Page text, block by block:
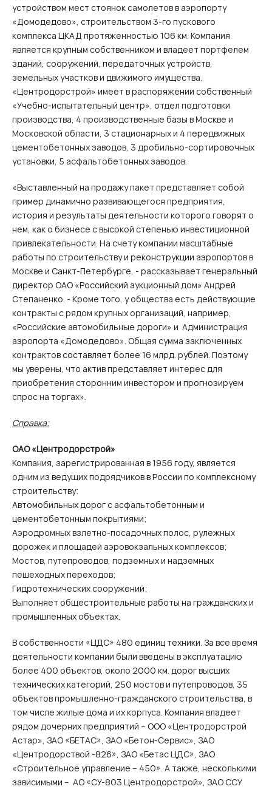
устройством мест стоянок самолетов в аэропорту
«Домодедово», строительством 3-го пускового
комплекса ЦКАД протяженностью 106 км. Компания
является крупным собственником и владеет портфелем
зданий, сооружений, передаточных устройств,
земельных участков и движимого имущества.
«Центродорстрой» имеет в распоряжении собственный
«Учебно-испытательный центр», отдел подготовки
производства, 4 производственные базы в Москве и
Московской области, 3 стационарных и 4 передвижных
цементобетонных заводов, 3 дробильно-сортировочных
установки, 5 асфальтобетонных заводов.
«Выставленный на продажу пакет представляет собой
пример динамично развивающегося предприятия,
история и результаты деятельности которого говорят о
нем, как о бизнесе с высокой степенью инвестиционной
привлекательности. На счету компании масштабные
работы по строительству и реконструкции аэропортов в
Москве и Санкт-Петербурге, - рассказывает генеральный
директор ОАО «Российский аукционный дом» Андрей
Степаненко. - Кроме того, у общества есть действующие
контракты с рядом крупных организаций, например,
«Российские автомобильные дороги» и Администрация
аэропорта «Домодедово». Общая сумма заключенных
контрактов составляет более 16 млрд. рублей. Поэтому
мы уверены, что актив представляет интерес для
приобретения сторонним инвестором и прогнозируем
спрос на торгах».
Справка:
ОАО «Центродорстрой»
Компания, зарегистрированная в 1956 году, является
одним из ведущих подрядчиков в России по комплексному
строительству:
Автомобильных дорог с асфальтобетонным и
цементобетонным покрытиями;
Аэродромных взлетно-посадочных полос, рулежных
дорожек и площадей аэровокзальных комплексов;
Мостов, путепроводов, подземных и надземных
пешеходных переходов;
Гидротехнических сооружений;
Выполняет общестроительные работы на гражданских и
промышленных объектах.
В собственности «ЦДС» 480 единиц техники. За все время
деятельности компании были введены в эксплуатацию
более 400 объектов, около 2000 км. дорог высших
технических категорий, 250 мостов и путепроводов, 35
объектов промышленно-гражданского строительства, в
том числе жилые дома и их корпуса. Компания владеет
рядом дочерних предприятий – ООО «Центродорстрой
Астар», ЗАО «БЕТАС», ЗАО «Бетон-Сервис», ЗАО
«Центродорствой -826», ЗАО «Бетас ЦДС», ЗАО
«Строительное управление – 450». А также, несколькими
зависимыми – АО «СУ-803 Центродорстрой», ЗАО ССУ